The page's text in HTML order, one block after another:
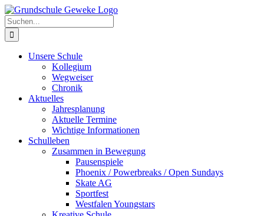
Zum
Inhalt
springen
Suche
nach:
Unsere Schule
Kollegium
Wegweiser
Chronik
Aktuelles
Jahresplanung
Aktuelle Termine
Wichtige Informationen
Schulleben
Zusammen in Bewegung
Pausenspiele
Phoenix / Powerbreaks / Open Sundays
Skate AG
Sportfest
Westfalen Youngstars